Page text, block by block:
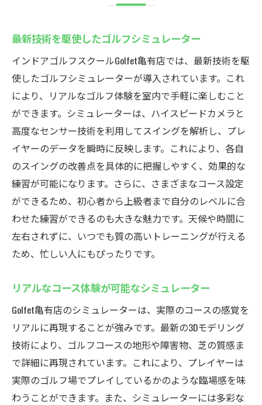
最新技術を駆使したゴルフシミュレーター
インドアゴルフスクールGolfet亀有店では、最新技術を駆
使したゴルフシミュレーターが導入されています。これ
により、リアルなゴルフ体験を室内で手軽に楽しむこと
ができます。シミュレーターは、ハイスピードカメラと
高度なセンサー技術を利用してスイングを解析し、プレ
イヤーのデータを瞬時に反映します。これにより、各自
のスイングの改善点を具体的に把握しやすく、効果的な
練習が可能になります。さらに、さまざまなコース設定
ができるため、初心者から上級者まで自分のレベルに合
わせた練習ができるのも大きな魅力です。天候や時間に
左右されずに、いつでも質の高いトレーニングが行える
ため、忙しい人にもぴったりです。
リアルなコース体験が可能なシミュレーター
Golfet亀有店のシミュレーターは、実際のコースの感覚を
リアルに再現することが強みです。最新の3Dモデリング
技術により、ゴルフコースの地形や障害物、芝の質感ま
で詳細に再現されています。これにより、プレイヤーは
実際のゴルフ場でプレイしているかのような臨場感を味
わうことができます。また、シミュレーターには多彩な